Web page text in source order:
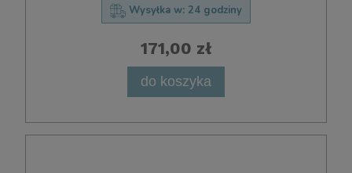
Wysyłka w: 24 godziny
171,00 zł
do koszyka